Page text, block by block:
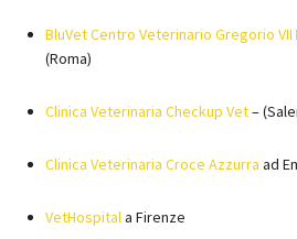
BluVet Centro Veterinario Gregorio VII
(Roma)
Clinica Veterinaria Checkup Vet–
Clinica Veterinaria Croce Azzurra ad
VetHospitala Firenze